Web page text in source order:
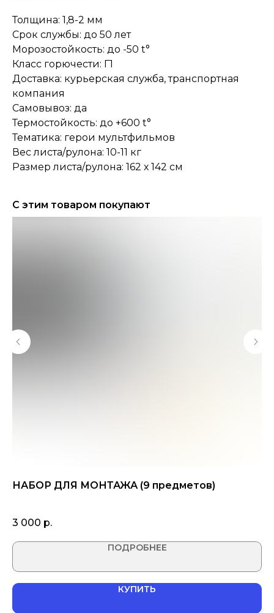
Толщина: 1,8-2 мм
Срок службы: до 50 лет
Морозостойкость: до -50 t°
Класс горючести: Г1
Доставка: курьерская служба, транспортная
компания
Самовывоз: да
Термостойкость: до +600 t°
Тематика: герои мультфильмов
Вес листа/рулона: 10-11 кг
Размер листа/рулона: 162 х 142 см
С этим товаром покупают
НАБОР ДЛЯ МОНТАЖА (9 предметов)
3 000 р.
ПОДРОБНЕЕ
КУПИТЬ